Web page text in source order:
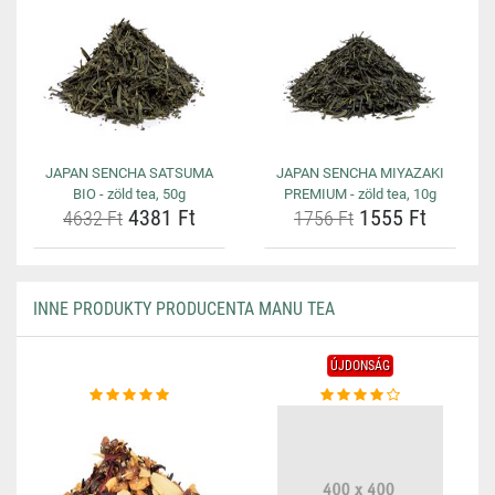
JAPAN SENCHA SATSUMA
BIO - zöld tea, 50g
4632 Ft 4381 Ft
JAPAN SENCHA MIYAZAKI
PREMIUM - zöld tea, 10g
1756 Ft 1555 Ft
INNE PRODUKTY PRODUCENTA MANU TEA
ÚJDONSÁG